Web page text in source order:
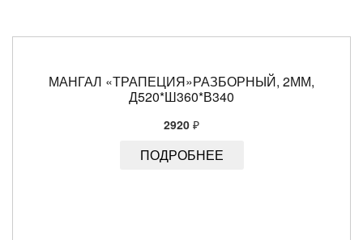
МАНГАЛ «ТРАПЕЦИЯ»РАЗБОРНЫЙ, 2ММ,
Д520*Ш360*В340
2920 ₽
ПОДРОБНЕЕ